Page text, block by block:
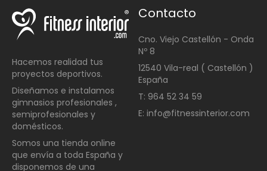
Hacemos realidad tus
proyectos deportivos.
Diseñamos e instalamos
gimnasios profesionales ,
semiprofesionales y
domésticos.
Somos una tienda online
que envía a toda España y
disponemos de una
Contacto
Cno. Viejo Castellón - Onda
Nº 8
12540 Vila-real ( Castellón )
España
T: 964 52 34 59
E: info@fitnessinterior.com